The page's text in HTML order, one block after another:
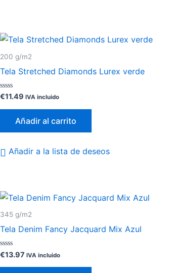
200 g/m2
Tela Stretched Diamonds Lurex verde
Valorado
0
€11.49 IVA incluido
Añadir al carrito
Añadir a la lista de deseos
345 g/m2
Tela Denim Fancy Jacquard Mix Azul
Valorado
0
€13.97 IVA incluido